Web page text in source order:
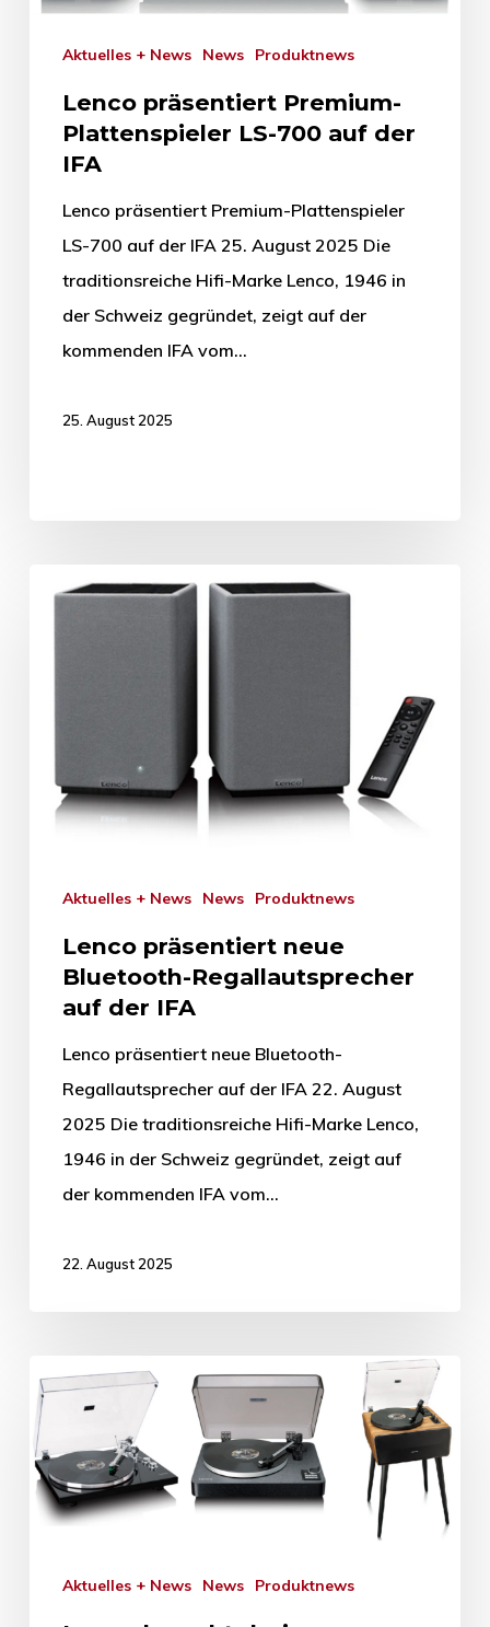
Aktuelles + News News Produktnews
Lenco präsentiert Premium-
Plattenspieler LS-700 auf der
IFA
Lenco präsentiert Premium-Plattenspieler
LS-700 auf der IFA 25. August 2025 Die
traditionsreiche Hifi-Marke Lenco, 1946 in
der Schweiz gegründet, zeigt auf der
kommenden IFA vom…
25. August 2025
Aktuelles + News News Produktnews
Lenco präsentiert neue
Bluetooth-Regallautsprecher
auf der IFA
Lenco präsentiert neue Bluetooth-
Regallautsprecher auf der IFA 22. August
2025 Die traditionsreiche Hifi-Marke Lenco,
1946 in der Schweiz gegründet, zeigt auf
der kommenden IFA vom…
22. August 2025
Aktuelles + News News Produktnews